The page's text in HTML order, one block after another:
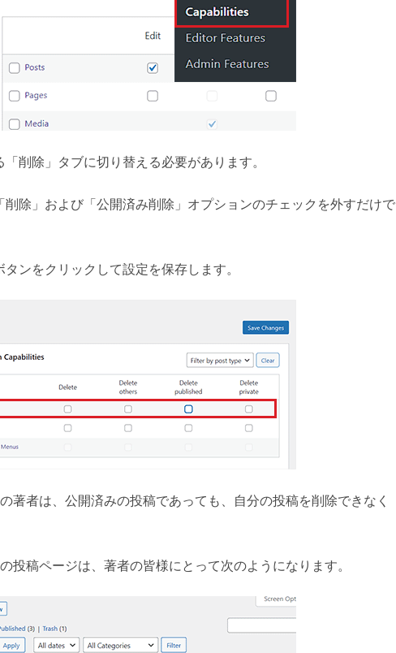
削除」タブに切り替える必要があります。
除」および「公開済み削除」オプションのチェックを外すだけで
ンをクリックして設定を保存します。
著者は、公開済みの投稿であっても、自分の投稿を削除できなく
投稿ページは、著者の皆様にとって次のようになります。